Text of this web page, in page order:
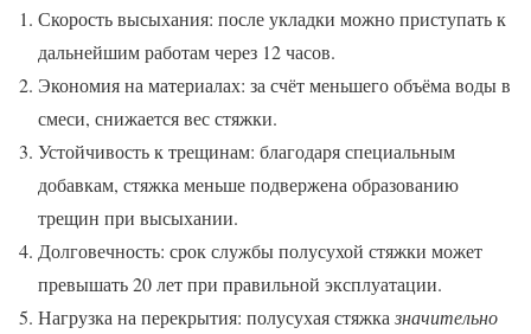
Скорость высыхания: после укладки можно приступать к
дальнейшим работам через 12 часов.
Экономия на материалах: за счёт меньшего объёма воды в
смеси, снижается вес стяжки.
Устойчивость к трещинам: благодаря специальным
добавкам, стяжка меньше подвержена образованию
трещин при высыхании.
Долговечность: срок службы полусухой стяжки может
превышать 20 лет при правильной эксплуатации.
Нагрузка на перекрытия: полусухая стяжказначительно